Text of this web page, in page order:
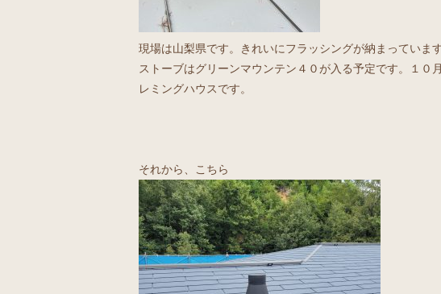
現場は山梨県です。きれいにフラッシングが納まっています
ストーブはグリーンマウンテン４０が入る予定です。１０
レミングハウスです。
それから、こちら